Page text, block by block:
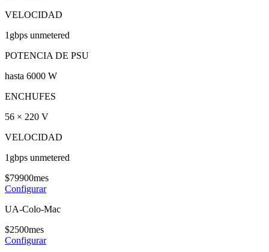
VELOCIDAD
1gbps unmetered
POTENCIA DE PSU
hasta 6000 W
ENCHUFES
56 × 220 V
VELOCIDAD
1gbps unmetered
$79900mes
Configurar
UA-Colo-Mac
$2500mes
Configurar